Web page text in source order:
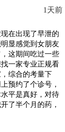
1天前
在出现了早泄的
显感觉到女朋友
这期间吃过一些
一家专业正规看
综合的考量下
预约了个诊号，
平是真好，对待
了半个月的药，